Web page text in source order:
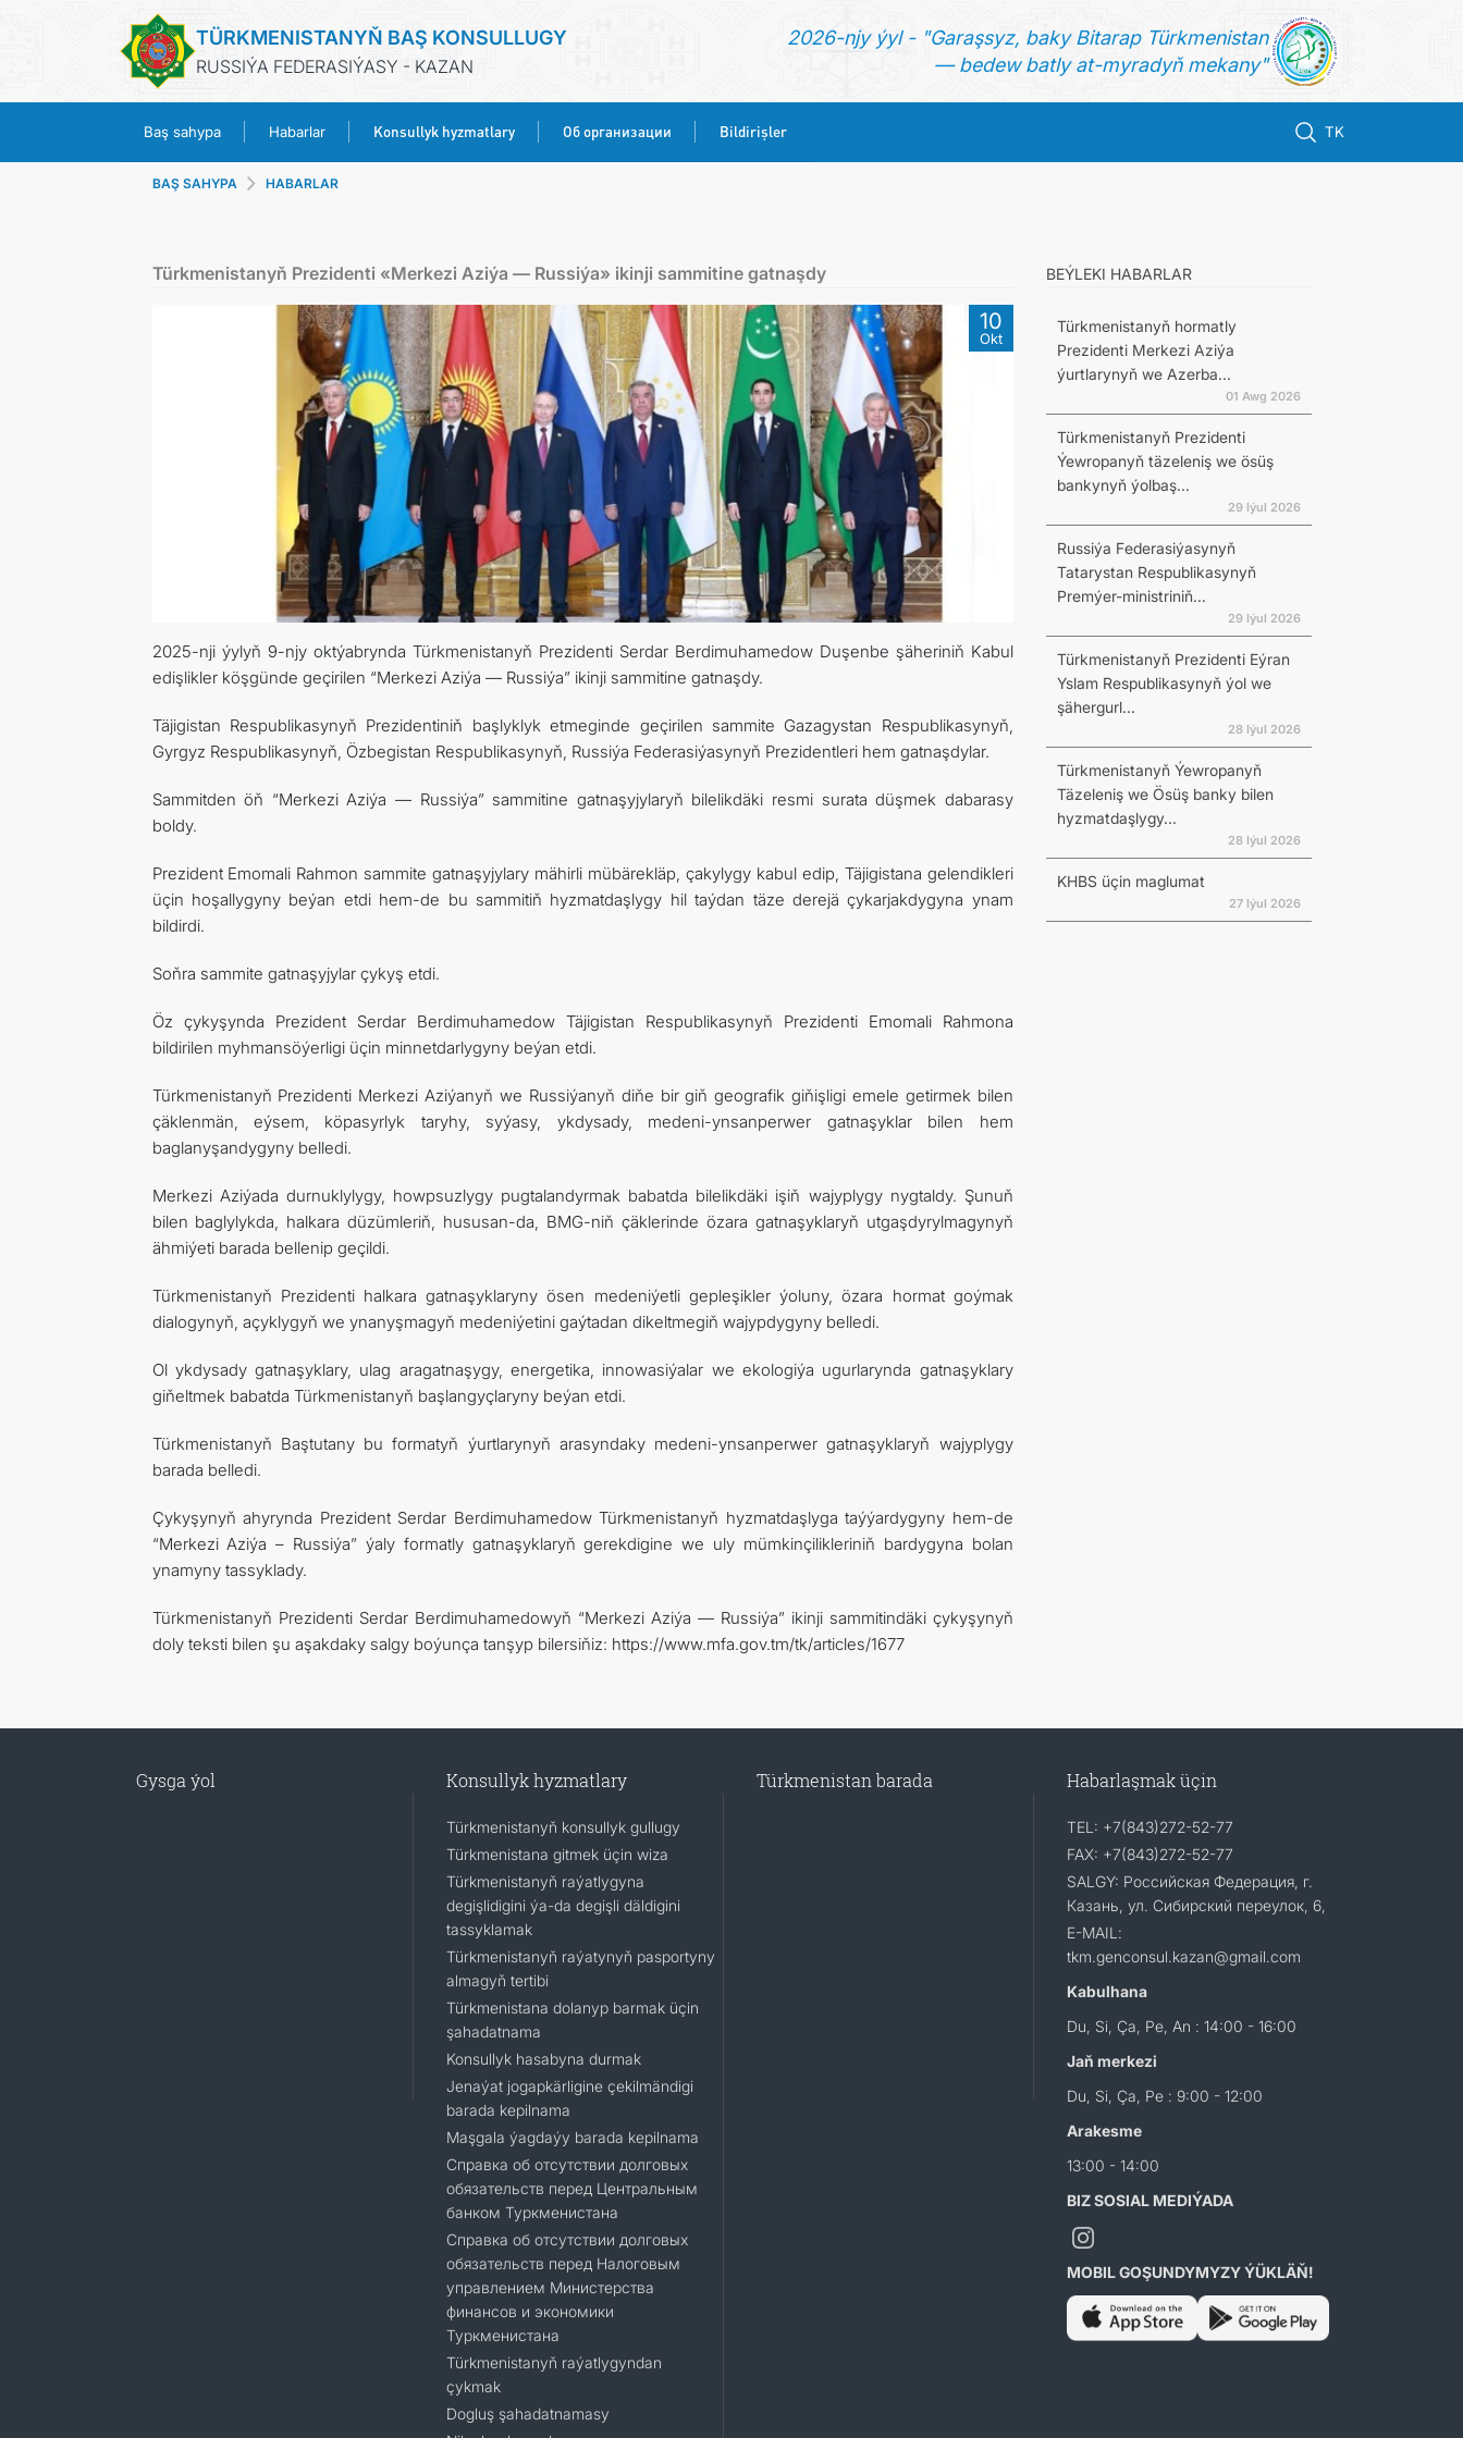
TÜRKMENISTANYŇ BAŞ KONSULLUGY
RUSSIÝA FEDERASIÝASY - KAZAN
2026-njy ýyl - "Garaşsyz, baky Bitarap Türkmenistan
— bedew batly at-myradyň mekany"
Baş sahypa Habarlar Konsullyk hyzmatlary Об организации Bildirişler TK
KONSULLYK HYZMATLARY
ОБ ОРГАНИЗАЦИИ
BILDIRIŞLER
BAŞ SAHYPA HABARLAR
Türkmenistanyň Prezidenti «Merkezi Aziýa — Russiýa» ikinji sammitine gatnaşdy
10
Okt
2025-nji ýylyň 9-njy oktýabrynda Türkmenistanyň Prezidenti Serdar Berdimuhamedow Duşenbe şäheriniň Kabul
edişlikler köşgünde geçirilen “Merkezi Aziýa — Russiýa” ikinji sammitine gatnaşdy.
Täjigistan Respublikasynyň Prezidentiniň başlyklyk etmeginde geçirilen sammite Gazagystan Respublikasynyň,
Gyrgyz Respublikasynyň, Özbegistan Respublikasynyň, Russiýa Federasiýasynyň Prezidentleri hem gatnaşdylar.
Sammitden öň “Merkezi Aziýa — Russiýa” sammitine gatnaşyjylaryň bilelikdäki resmi surata düşmek dabarasy
boldy.
Prezident Emomali Rahmon sammite gatnaşyjylary mähirli mübärekläp, çakylygy kabul edip, Täjigistana gelendikleri
üçin hoşallygyny beýan etdi hem-de bu sammitiň hyzmatdaşlygy hil taýdan täze derejä çykarjakdygyna ynam
bildirdi.
Soňra sammite gatnaşyjylar çykyş etdi.
Öz çykyşynda Prezident Serdar Berdimuhamedow Täjigistan Respublikasynyň Prezidenti Emomali Rahmona
bildirilen myhmansöýerligi üçin minnetdarlygyny beýan etdi.
Türkmenistanyň Prezidenti Merkezi Aziýanyň we Russiýanyň diňe bir giň geografik giňişligi emele getirmek bilen
çäklenmän, eýsem, köpasyrlyk taryhy, syýasy, ykdysady, medeni-ynsanperwer gatnaşyklar bilen hem
baglanyşandygyny belledi.
Merkezi Aziýada durnuklylygy, howpsuzlygy pugtalandyrmak babatda bilelikdäki işiň wajyplygy nygtaldy. Şunuň
bilen baglylykda, halkara düzümleriň, hususan-da, BMG-niň çäklerinde özara gatnaşyklaryň utgaşdyrylmagynyň
ähmiýeti barada bellenip geçildi.
Türkmenistanyň Prezidenti halkara gatnaşyklaryny ösen medeniýetli gepleşikler ýoluny, özara hormat goýmak
dialogynyň, açyklygyň we ynanyşmagyň medeniýetini gaýtadan dikeltmegiň wajypdygyny belledi.
Ol ykdysady gatnaşyklary, ulag aragatnaşygy, energetika, innowasiýalar we ekologiýa ugurlarynda gatnaşyklary
giňeltmek babatda Türkmenistanyň başlangyçlaryny beýan etdi.
Türkmenistanyň Baştutany bu formatyň ýurtlarynyň arasyndaky medeni-ynsanperwer gatnaşyklaryň wajyplygy
barada belledi.
Çykyşynyň ahyrynda Prezident Serdar Berdimuhamedow Türkmenistanyň hyzmatdaşlyga taýýardygyny hem-de
“Merkezi Aziýa – Russiýa” ýaly formatly gatnaşyklaryň gerekdigine we uly mümkinçilikleriniň bardygyna bolan
ynamyny tassyklady.
Türkmenistanyň Prezidenti Serdar Berdimuhamedowyň “Merkezi Aziýa — Russiýa” ikinji sammitindäki çykyşynyň
doly teksti bilen şu aşakdaky salgy boýunça tanşyp bilersiňiz: https://www.mfa.gov.tm/tk/articles/1677
BEÝLEKI HABARLAR
Türkmenistanyň hormatly
Prezidenti Merkezi Aziýa
ýurtlarynyň we Azerba...
01 Awg 2026
Türkmenistanyň Prezidenti
Ýewropanyň täzeleniş we ösüş
bankynyň ýolbaş...
29 Iýul 2026
Russiýa Federasiýasynyň
Tatarystan Respublikasynyň
Premýer-ministriniň...
29 Iýul 2026
Türkmenistanyň Prezidenti Eýran
Yslam Respublikasynyň ýol we
şähergurl...
28 Iýul 2026
Türkmenistanyň Ýewropanyň
Täzeleniş we Ösüş banky bilen
hyzmatdaşlygy...
28 Iýul 2026
KHBS üçin maglumat
27 Iýul 2026
Gysga ýol Konsullyk hyzmatlary
Türkmenistanyň konsullyk gullugy
Türkmenistana gitmek üçin wiza
Türkmenistanyň raýatlygyna
degişlidigini ýa-da degişli däldigini
tassyklamak
Türkmenistanyň raýatynyň pasportyny
almagyň tertibi
Türkmenistana dolanyp barmak üçin
şahadatnama
Konsullyk hasabyna durmak
Jenaýat jogapkärligine çekilmändigi
barada kepilnama
Maşgala ýagdaýy barada kepilnama
Cправка об отсутствии долговых
обязательств перед Центральным
банком Туркменистана
Справка об отсутствии долговых
обязательств перед Налоговым
управлением Министерства
финансов и экономики
Туркменистана
Türkmenistanyň raýatlygyndan
çykmak
Dogluş şahadatnamasy
Türkmenistan barada Habarlaşmak üçin
TEL: +7(843)272-52-77
FAX: +7(843)272-52-77
SALGY: Российская Федерация, г.
Казань, ул. Сибирский переулок, 6,
E-MAIL:
tkm.genconsul.kazan@gmail.com
Kabulhana
Du, Si, Ça, Pe, An : 14:00 - 16:00
Jaň merkezi
Du, Si, Ça, Pe : 9:00 - 12:00
Arakesme
13:00 - 14:00
BIZ SOSIAL MEDIÝADA
MOBIL GOŞUNDYMYZY ÝÜKLÄŇ!